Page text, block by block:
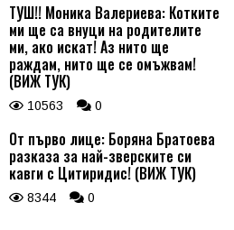
ТУШ!! Моника Валериева: Котките
ми ще са внуци на родителите
ми, ако искат! Аз нито ще
раждам, нито ще се омъжвам!
(ВИЖ ТУК)
10563 0
От първо лице: Боряна Братоева
разказа за най-зверските си
кавги с Цитиридис! (ВИЖ ТУК)
8344 0